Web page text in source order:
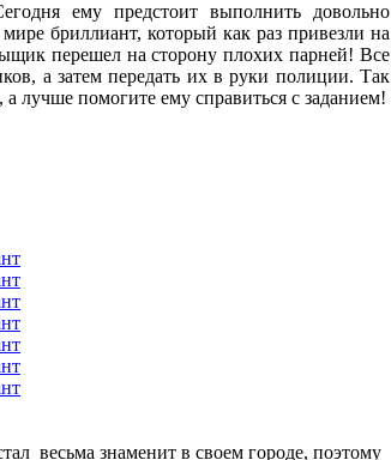
ему предстоит выполнить довольно
бриллиант, который как раз привезли на
перешел на сторону плохих парней! Все
а затем передать их в руки полиции. Так
а лучше помогите ему справиться с заданием!
весьма знаменит в своем городе, поэтому